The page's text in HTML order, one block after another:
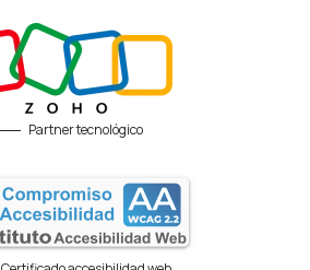
Partner tecnológico